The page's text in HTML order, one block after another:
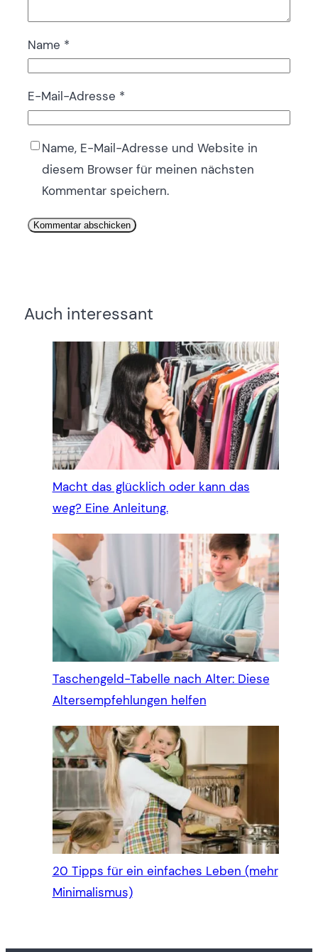
Name *
E-Mail-Adresse *
Name, E-Mail-Adresse und Website in
diesem Browser für meinen nächsten
Kommentar speichern.
Auch interessant
Macht das glücklich oder kann das
weg? Eine Anleitung.
Taschengeld-Tabelle nach Alter: Diese
Altersempfehlungen helfen
20 Tipps für ein einfaches Leben (mehr
Minimalismus)